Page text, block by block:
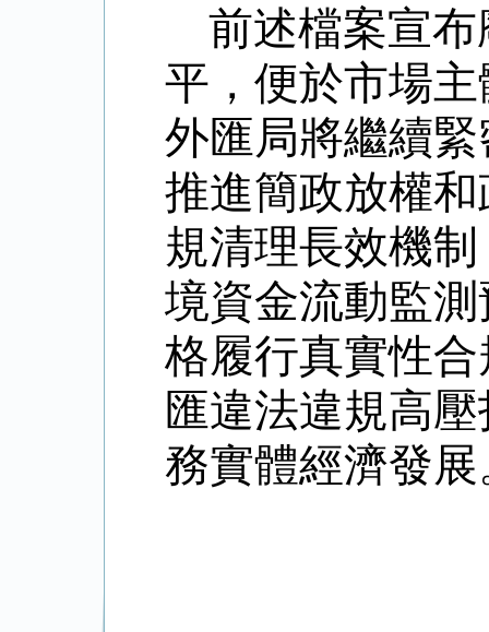
前述檔案宣
平，便於市場
外匯局將繼續
推進簡政放權
規清理長效機
境資金流動監
格履行真實性
匯違法違規高
務實體經濟發